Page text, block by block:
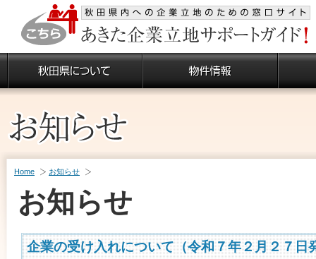
Home お知らせ
お知らせ
企業の受け入れについて（令和７年２月２７日